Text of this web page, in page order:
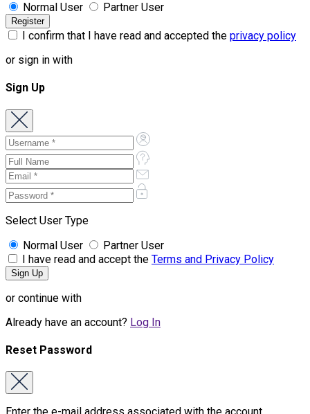
Normal User Partner User
I confirm that I have read and accepted the privacy policy
or sign in with
Sign Up
Select User Type
Normal User
Partner User
I have read and accept the Terms and Privacy Policy
or continue with
Already have an account? Log In
Reset Password